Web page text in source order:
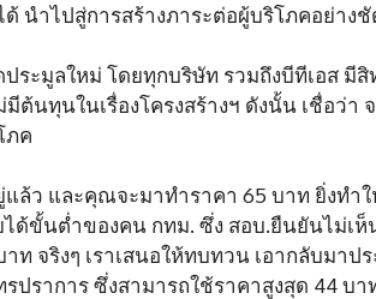
นำไปสู่การสร้างภาระต่อผู้บริโภคอย่างชั
ระมูลใหม่ โดยทุกบริษัท รวมถึงบีทีเอส มี
ต้นทุนในเรื่องโครงสร้างฯ ดังนั้น เชื่อว่า
ภค
แล้ว และคุณจะมาทำราคา 65 บาท ยิ่งทำ
ได้ขั้นต่ำของคน กทม. ซึ่ง สอบ.ยืนยันไม่เ
จริงๆ เราเสนอให้ทบทวน เอากลับมาป
ปราการ ซึ่งสามารถใช้ราคาสูงสุด 44 บ